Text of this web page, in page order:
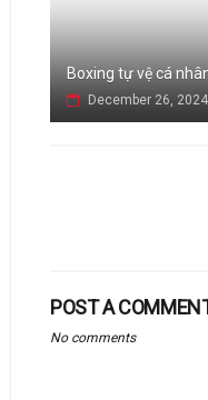
Boxing tự vệ cá
December 26, 2024
POST A
No comments